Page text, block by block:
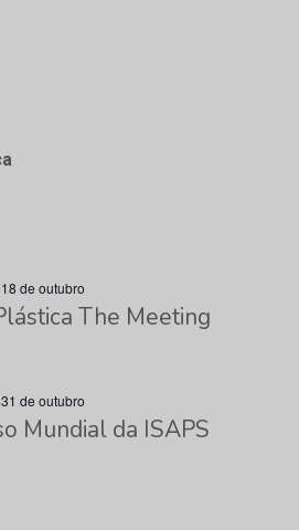
18 de outubro
The Meeting
31 de outubro
Mundial da ISAPS